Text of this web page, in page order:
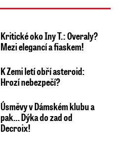
Kritické oko Iny T.: Overaly?
Mezi elegancí a fiaskem!
K Zemi letí obří asteroid:
Hrozí nebezpečí?
Úsměvy v Dámském klubu a
pak… Dýka do zad od
Decroix!